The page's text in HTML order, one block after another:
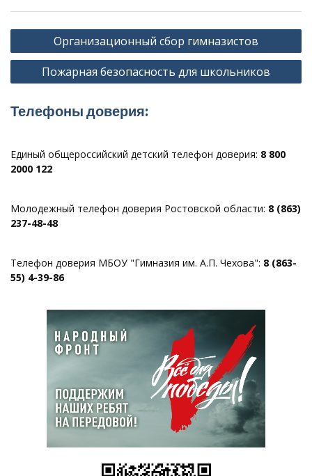
Навигация
по
записям
Организационный сбор гимназистов
Пожарная безопасность для школьников
Телефоны доверия:
Единый общероссийский детский телефон доверия: 8 800
2000 122
Молодежный телефон доверия Ростовской области: 8 (863)
237-48-48
Телефон доверия МБОУ "Гимназия им. А.П. Чехова": 8 (863-
55) 4-39-86